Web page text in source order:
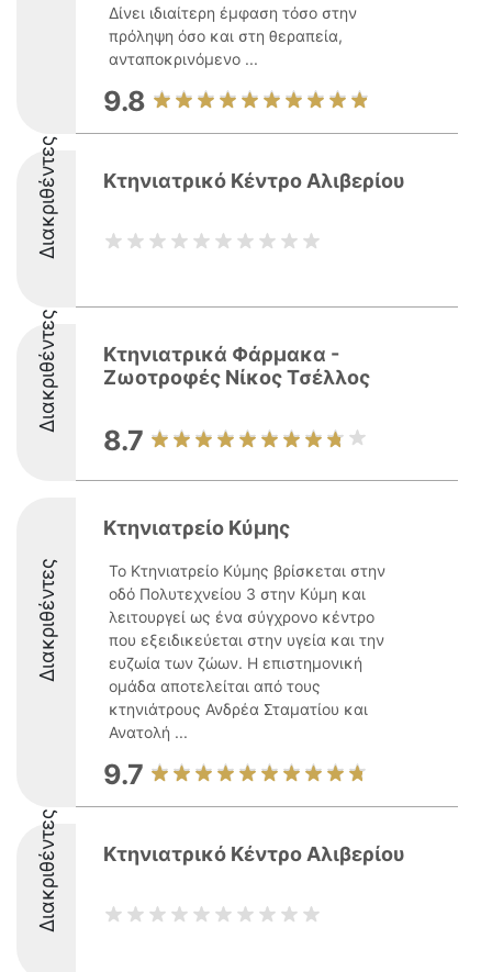
Δίνει ιδιαίτερη έμφαση τόσο στην
πρόληψη όσο και στη θεραπεία,
ανταποκρινόμενο ...
9.8
Διακριθέντες Κτηνιατρικό Κέντρο Αλιβερίου
Διακριθέντες
Κτηνιατρικά Φάρμακα -
Ζωοτροφές Νίκος Τσέλλος
8.7
Διακριθέντες
Κτηνιατρείο Κύμης
Το Κτηνιατρείο Κύμης βρίσκεται στην
οδό Πολυτεχνείου 3 στην Κύμη και
λειτουργεί ως ένα σύγχρονο κέντρο
που εξειδικεύεται στην υγεία και την
ευζωία των ζώων. Η επιστημονική
ομάδα αποτελείται από τους
κτηνιάτρους Ανδρέα Σταματίου και
Ανατολή ...
9.7
Διακριθέντες Κτηνιατρικό Κέντρο Αλιβερίου